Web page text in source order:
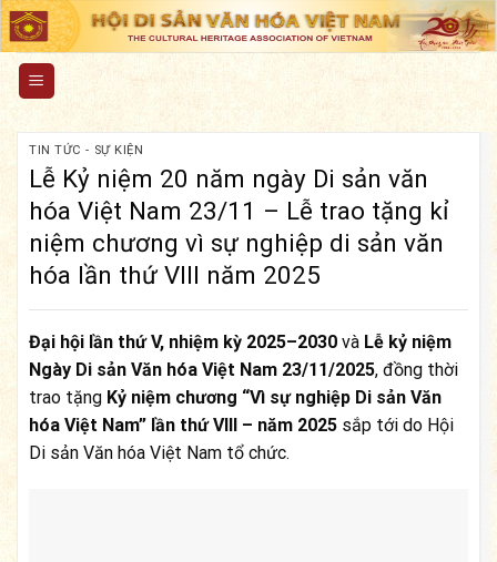
Skip
to
content
TIN TỨC - SỰ KIỆN
Lễ Kỷ niệm 20 năm ngày Di sản văn
hóa Việt Nam 23/11 – Lễ trao tặng kỉ
niệm chương vì sự nghiệp di sản văn
hóa lần thứ VIII năm 2025
Đại hội lần thứ V, nhiệm kỳ 2025–2030 và Lễ kỷ niệm
Ngày Di sản Văn hóa Việt Nam 23/11/2025, đồng thời
trao tặng Kỷ niệm chương “Vì sự nghiệp Di sản Văn
hóa Việt Nam” lần thứ VIII – năm 2025 sắp tới do Hội
Di sản Văn hóa Việt Nam tổ chức.